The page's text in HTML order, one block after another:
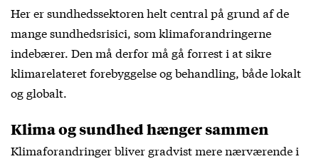
Her er sundhedssektoren helt central på grund af de
mange sundhedsrisici, som klimaforandringerne
indebærer. Den må derfor må gå forrest i at sikre
klimarelateret forebyggelse og behandling, både lokalt
og globalt.
Klima og sundhed hænger sammen
Klimaforandringer bliver gradvist mere nærværende i